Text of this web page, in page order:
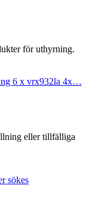
för uthyrning.
6 x vrx932la 4x…
eller tillfälliga
sökes